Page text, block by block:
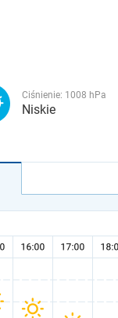
Ciśnienie: 1008 hPa
Niskie